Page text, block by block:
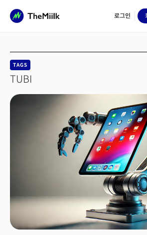
로그인
TAGS
TUBI